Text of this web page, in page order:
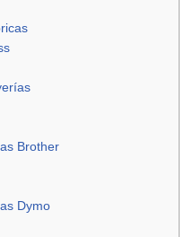
Brother
Dymo